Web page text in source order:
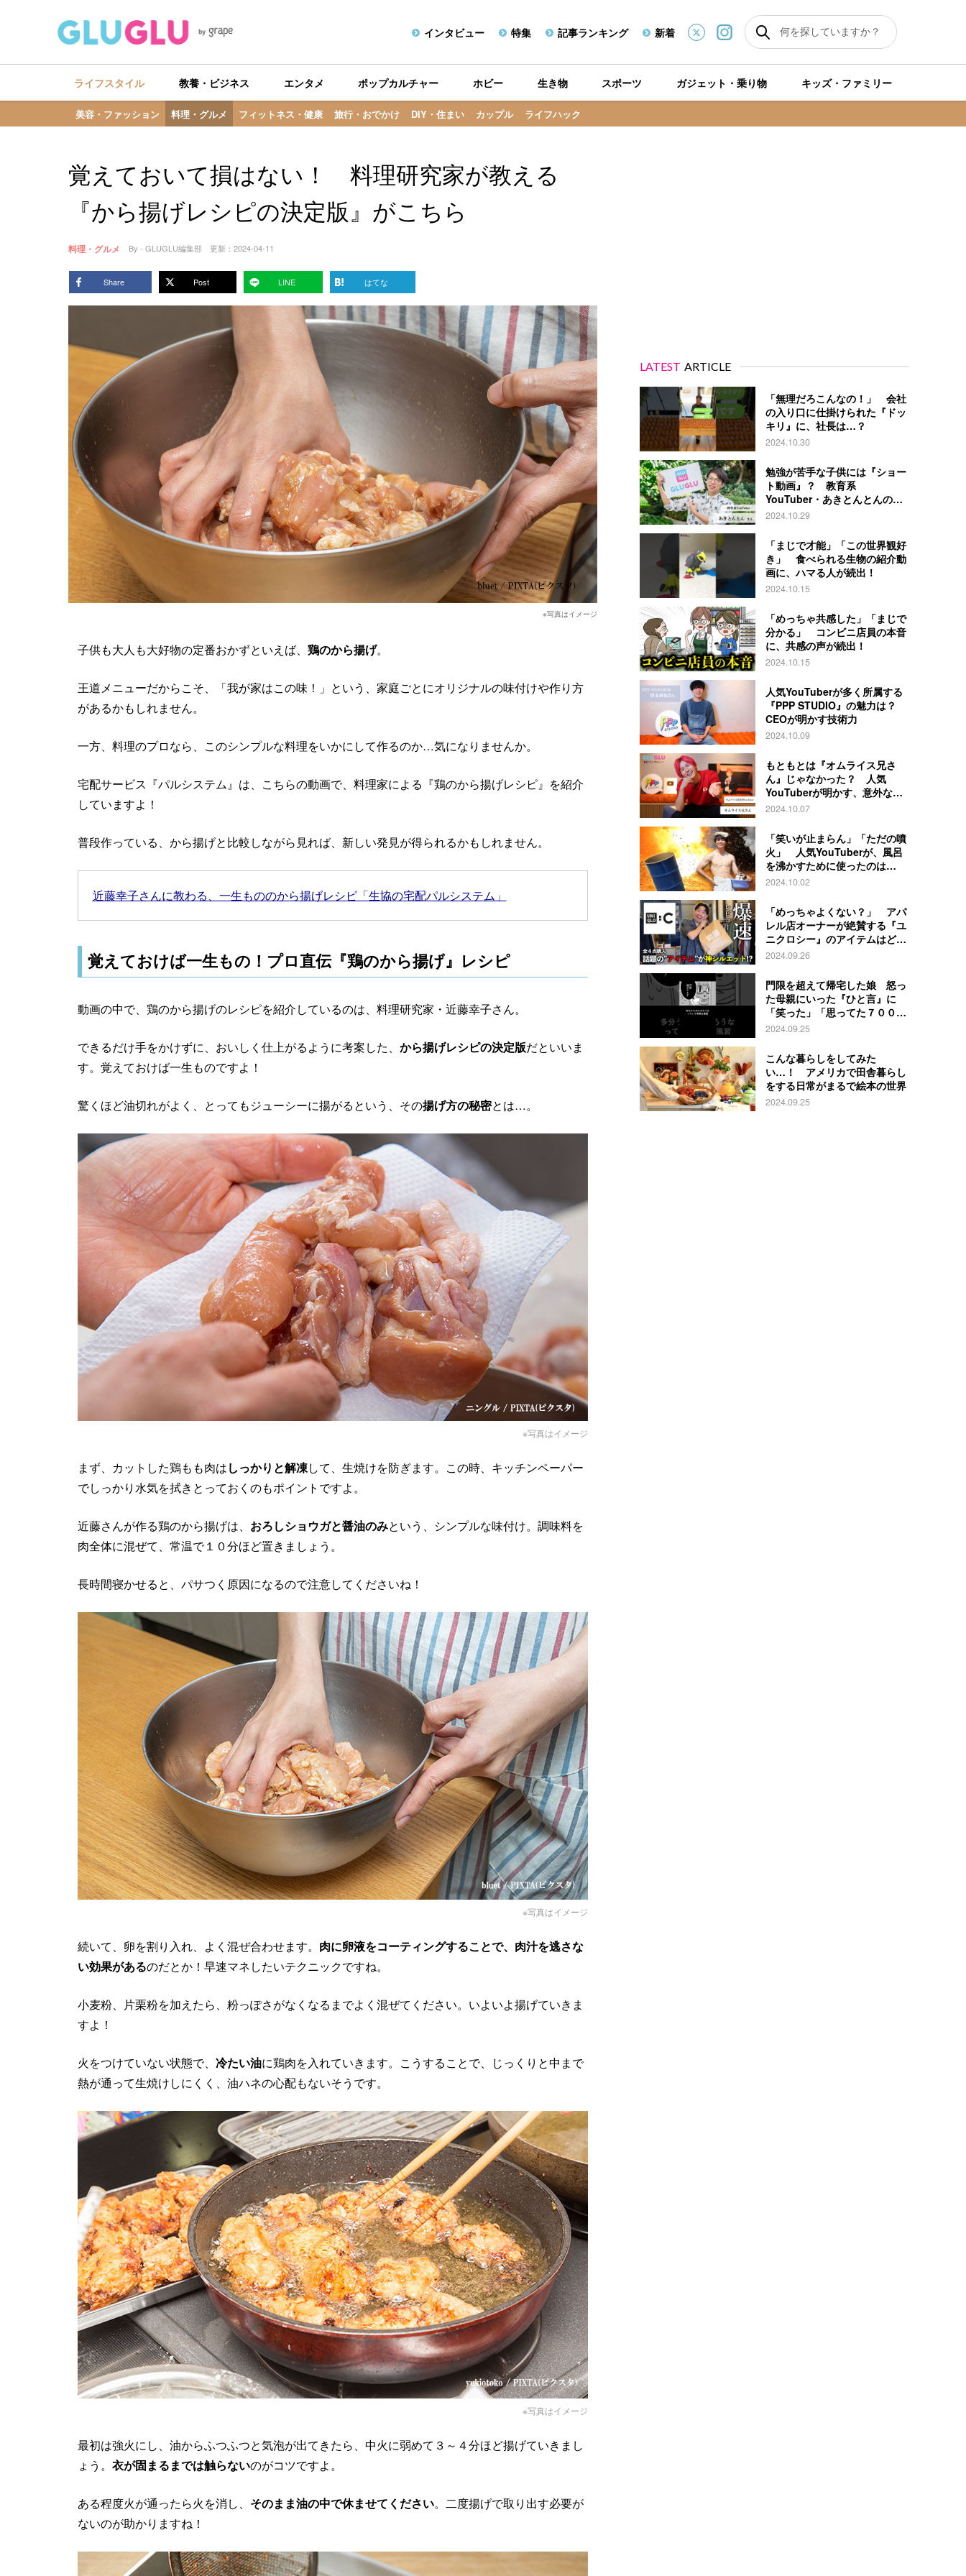
インタビュー 特集 記事ランキング 新着
ライフスタイル
美容・ファッション 料理・グルメ フィットネス・健康 旅行・おでかけ DIY・住まい カップル ライフハック
教養・ビジネス エンタメ ポップカルチャー ホビー 生き物 スポーツ ガジェット・乗り物 キッズ・ファミリー
覚えておいて損はない！ 料理研究家が教える
『から揚げレシピの決定版』がこちら
料理・グルメ By - GLUGLU編集部 更新： 2024-04-11
Share Post LINE はてな
※写真はイメージ
子供も大人も大好物の定番おかずといえば、 鶏のから揚げ。
王道メニューだからこそ、「我が家はこの味！」という、家庭ごとにオリジナルの味付けや作り方
があるかもしれません。
一方、料理のプロなら、このシンプルな料理をいかにして作るのか…気になりませんか。
宅配サービス『パルシステム』は、こちらの動画で、料理家による『鶏のから揚げレシピ』を紹介
していますよ！
普段作っている、から揚げと比較しながら見れば、新しい発見が得られるかもしれません。
近藤幸子さんに教わる、一生もののから揚げレシピ「生協の宅配パルシステム」
覚えておけば一生もの！プロ直伝『鶏のから揚げ』レシピ
動画の中で、鶏のから揚げのレシピを紹介しているのは、料理研究家・近藤幸子さん。
できるだけ手をかけずに、おいしく仕上がるように考案した、 から揚げレシピの決定版だといいま
す。覚えておけば一生ものですよ！
驚くほど油切れがよく、とってもジューシーに揚がるという、その揚げ方の秘密とは…。
※写真はイメージ
まず、カットした鶏もも肉はしっかりと解凍して、生焼けを防ぎます。この時、キッチンペーパー
でしっかり水気を拭きとっておくのもポイントですよ。
近藤さんが作る鶏のから揚げは、 おろしショウガと醤油のみという、シンプルな味付け。調味料を
肉全体に混ぜて、常温で１０分ほど置きましょう。
長時間寝かせると、パサつく原因になるので注意してくださいね！
※写真はイメージ
続いて、卵を割り入れ、よく混ぜ合わせます。 肉に卵液をコーティングすることで、肉汁を逃さな
い効果があるのだとか！早速マネしたいテクニックですね。
小麦粉、片栗粉を加えたら、粉っぽさがなくなるまでよく混ぜてください。いよいよ揚げていきま
すよ！
火をつけていない状態で、 冷たい油に鶏肉を入れていきます。こうすることで、じっくりと中まで
熱が通って生焼けしにくく、油ハネの心配もないそうです。
※写真はイメージ
最初は強火にし、油からふつふつと気泡が出てきたら、中火に弱めて３～４分ほど揚げていきまし
ょう。 衣が固まるまでは触らないのがコツですよ。
ある程度火が通ったら火を消し、 そのまま油の中で休ませてください。二度揚げで取り出す必要が
ないのが助かりますね！
LATEST ARTICLE
「無理だろこんなの！」 会社
の入り口に仕掛けられた『ドッ
キリ』に、社長は…？
2024.10.30
勉強が苦手な子供には『ショー
ト動画』？ 教育系
YouTuber・あきとんとんの戦
略とは
2024.10.29
「まじで才能」「この世界観好
き」 食べられる生物の紹介動
画に、ハマる人が続出！
2024.10.15
「めっちゃ共感した」「まじで
分かる」 コンビニ店員の本音
に、共感の声が続出！
2024.10.15
人気YouTuberが多く所属する
『PPP STUDIO』の魅力は？
CEOが明かす技術力
2024.10.09
もともとは『オムライス兄さ
ん』じゃなかった？ 人気
YouTuberが明かす、意外な過
去とは
2024.10.07
「笑いが止まらん」「ただの噴
火」 人気YouTuberが、風呂
を沸かすために使ったのは…
2024.10.02
「めっちゃよくない？」 アパ
レル店オーナーが絶賛する『ユ
ニクロシー』のアイテムはど
れ？
2024.09.26
門限を超えて帰宅した娘 怒っ
た母親にいった『ひと言』に
「笑った」「思ってた７００倍
特殊」
2024.09.25
こんな暮らしをしてみた
い…！ アメリカで田舎暮らし
をする日常がまるで絵本の世界
2024.09.25